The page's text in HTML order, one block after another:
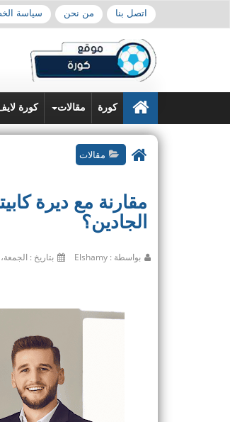
اتصل بنا من نحن سياسة
كورة مقالات كورة
مقالات
مقارنة مع ديرة
الجادين؟
بواسطة : Elshamy بتاريخ : الجمعة، 17 أكتوبر 2025